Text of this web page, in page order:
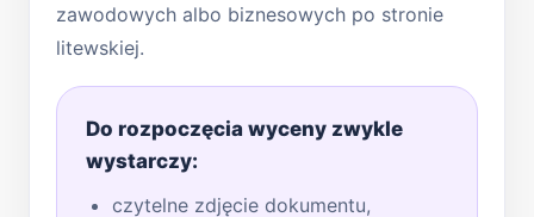
zawodowych albo biznesowych po stronie
litewskiej.
Do rozpoczęcia wyceny zwykle
wystarczy:
czytelne zdjęcie dokumentu,